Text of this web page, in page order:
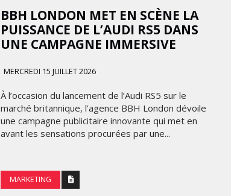
BBH LONDON MET EN SCÈNE LA
PUISSANCE DE L’AUDI RS5 DANS
UNE CAMPAGNE IMMERSIVE
MERCREDI 15 JUILLET 2026
À l’occasion du lancement de l’Audi RS5 sur le
marché britannique, l’agence BBH London dévoile
une campagne publicitaire innovante qui met en
avant les sensations procurées par une...
MARKETING